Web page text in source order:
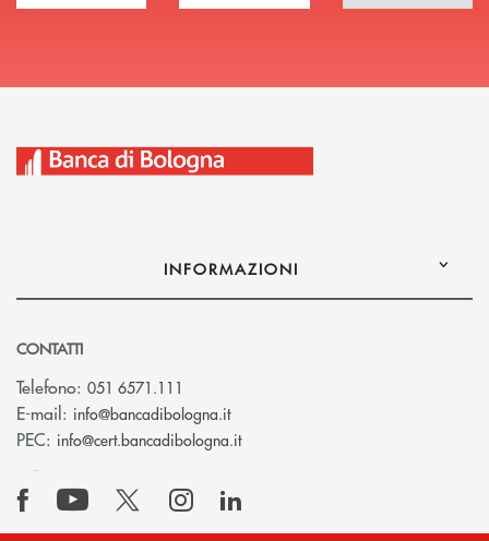
INFORMAZIONI
CONTATTI
Telefono: 051 6571.111
E-mail: info@bancadibologna.it(si apre l’app di posta elettronica)
PEC: info@cert.bancadibologna.it(si apre l’app di posta